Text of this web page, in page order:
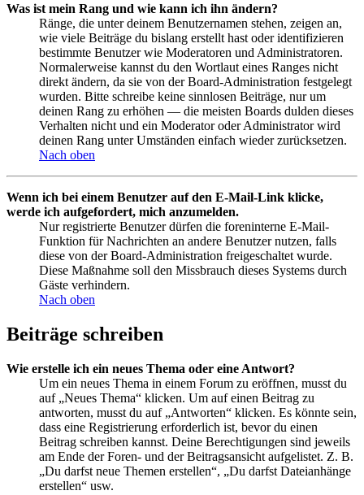
Was ist mein Rang und wie kann ich ihn ändern?
Ränge, die unter deinem Benutzernamen stehen, zeigen an,
wie viele Beiträge du bislang erstellt hast oder identifizieren
bestimmte Benutzer wie Moderatoren und Administratoren.
Normalerweise kannst du den Wortlaut eines Ranges nicht
direkt ändern, da sie von der Board-Administration festgelegt
wurden. Bitte schreibe keine sinnlosen Beiträge, nur um
deinen Rang zu erhöhen — die meisten Boards dulden dieses
Verhalten nicht und ein Moderator oder Administrator wird
deinen Rang unter Umständen einfach wieder zurücksetzen.
Nach oben
Wenn ich bei einem Benutzer auf den E-Mail-Link klicke,
werde ich aufgefordert, mich anzumelden.
Nur registrierte Benutzer dürfen die foreninterne E-Mail-
Funktion für Nachrichten an andere Benutzer nutzen, falls
diese von der Board-Administration freigeschaltet wurde.
Diese Maßnahme soll den Missbrauch dieses Systems durch
Gäste verhindern.
Nach oben
Beiträge schreiben
Wie erstelle ich ein neues Thema oder eine Antwort?
Um ein neues Thema in einem Forum zu eröffnen, musst du
auf „Neues Thema“ klicken. Um auf einen Beitrag zu
antworten, musst du auf „Antworten“ klicken. Es könnte sein,
dass eine Registrierung erforderlich ist, bevor du einen
Beitrag schreiben kannst. Deine Berechtigungen sind jeweils
am Ende der Foren- und der Beitragsansicht aufgelistet. Z. B.
„Du darfst neue Themen erstellen“, „Du darfst Dateianhänge
erstellen“ usw.